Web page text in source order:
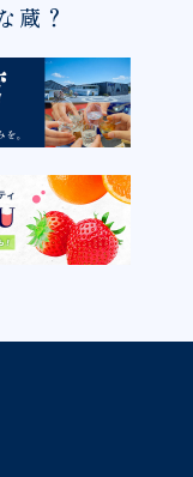
蔵？